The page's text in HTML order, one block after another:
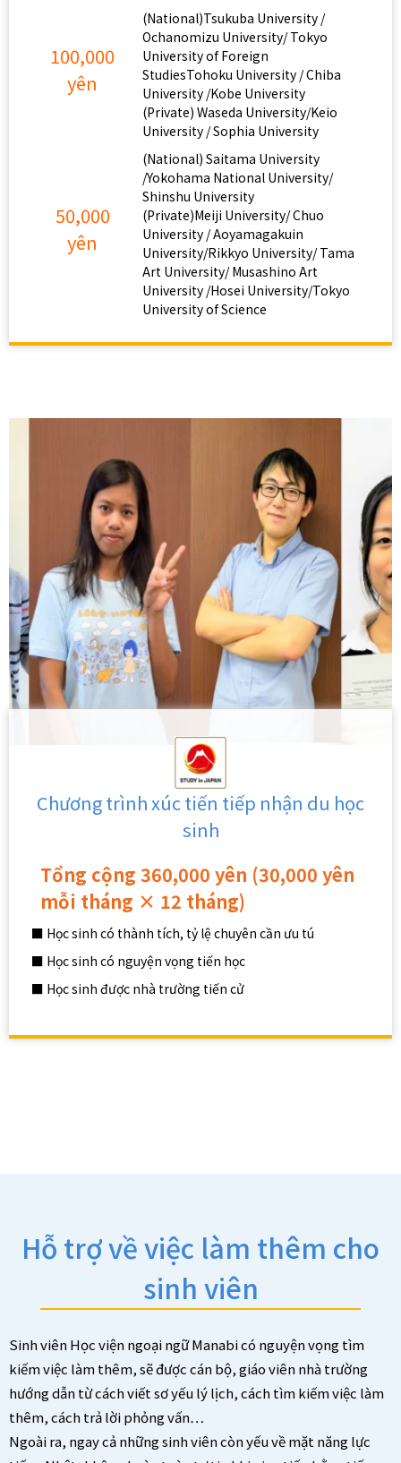
100,000
yên
(National)Tsukuba University /
Ochanomizu University/ Tokyo
University of Foreign
StudiesTohoku University / Chiba
University /Kobe University
(Private) Waseda University/Keio
University / Sophia University
50,000
yên
(National) Saitama University
/Yokohama National University/
Shinshu University
(Private)Meiji University/ Chuo
University / Aoyamagakuin
University/Rikkyo University/ Tama
Art University/ Musashino Art
University /Hosei University/Tokyo
University of Science
Chương trình xúc tiến tiếp nhận du học
sinh
Tổng cộng 360,000 yên (30,000 yên
mỗi tháng × 12 tháng)
■ Học sinh có thành tích, tỷ lệ chuyên cần ưu tú
■ Học sinh có nguyện vọng tiến học
■ Học sinh được nhà trường tiến cử
Hỗ trợ về việc làm thêm cho
sinh viên
Sinh viên Học viện ngoại ngữ Manabi có nguyện vọng tìm
kiếm việc làm thêm, sẽ được cán bộ, giáo viên nhà trường
hướng dẫn từ cách viết sơ yếu lý lịch, cách tìm kiếm việc làm
thêm, cách trả lời phỏng vấn…
Ngoài ra, ngay cả những sinh viên còn yếu về mặt năng lực